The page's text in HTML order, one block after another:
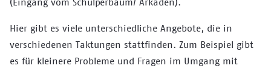
Hier gibt es viele unterschiedliche Angebote, die in
verschiedenen Taktungen stattfinden. Zum Beispiel gibt
es für kleinere Probleme und Fragen im Umgang mit